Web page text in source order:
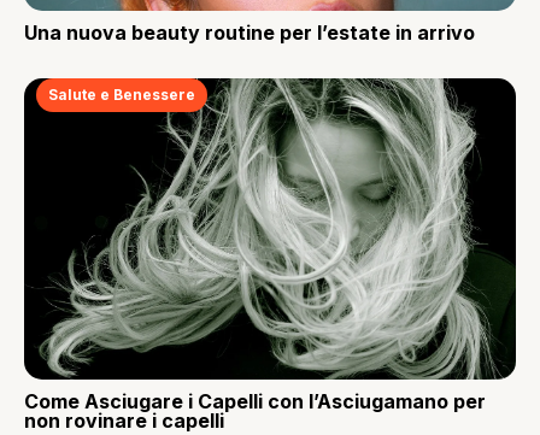
Una nuova beauty routine per l’estate in arrivo
Salute e Benessere
Come Asciugare i Capelli con l’Asciugamano per
non rovinare i capelli